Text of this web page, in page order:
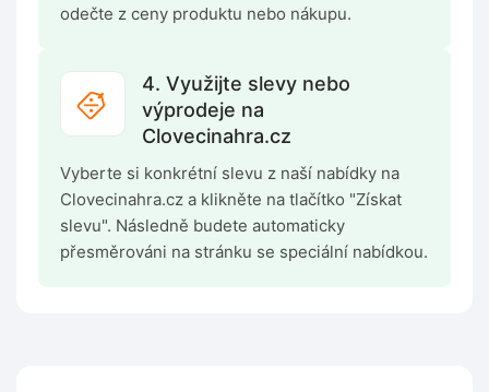
odečte z ceny produktu nebo nákupu.
4. Využijte slevy nebo
výprodeje na
Clovecinahra.cz
Vyberte si konkrétní slevu z naší nabídky na
Clovecinahra.cz a klikněte na tlačítko "Získat
slevu". Následně budete automaticky
přesměrováni na stránku se speciální nabídkou.